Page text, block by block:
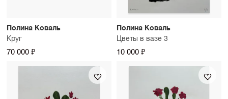
Полина Коваль
Круг
70 000 ₽
Полина Коваль
Цветы в вазе 3
10 000 ₽